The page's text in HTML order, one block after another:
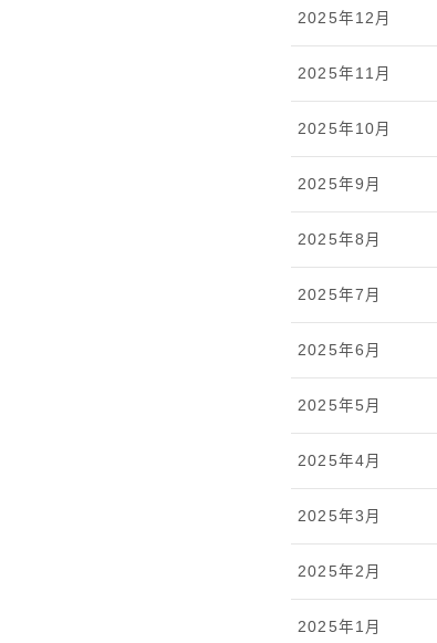
2025年12月
2025年11月
2025年10月
2025年9月
2025年8月
2025年7月
2025年6月
2025年5月
2025年4月
2025年3月
2025年2月
2025年1月